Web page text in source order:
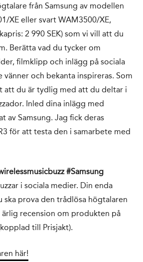
från Samsung av modellen
XE eller svart WAM3500/XE,
2 990 SEK) som vi vill att du
Berätta vad du tycker om
filmklipp och inlägg på sociala
och bekanta inspireras. Som
att du är tydlig med att du deltar i
Inled dina inlägg med
av Samsung. Jag fick deras
för att testa den i samarbete med
#Samsung
i sociala medier. Din enda
prova den trådlösa högtalaren
ärlig recension om produkten på
till Prisjakt).
här!